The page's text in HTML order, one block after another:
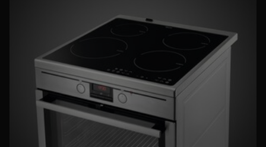
omgetoverd worden tot assen die je makkelijk met een
vochtige doek kunt wegvegen.
Kookplaat met inductie
- Een inductiekookplaat is
eenvoudiger schoon te maken, dan een vitrokeramisch
exemplaar. Bij inductie zit de warmte namelijk in de potten en
niet in de kookplaat. Zo vermijdt je aangekoekte vlekken en
verwijder je vuil makkelijk met een vochtige doek.